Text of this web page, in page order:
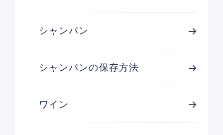
シャンパン
シャンパンの保存方法
ワイン